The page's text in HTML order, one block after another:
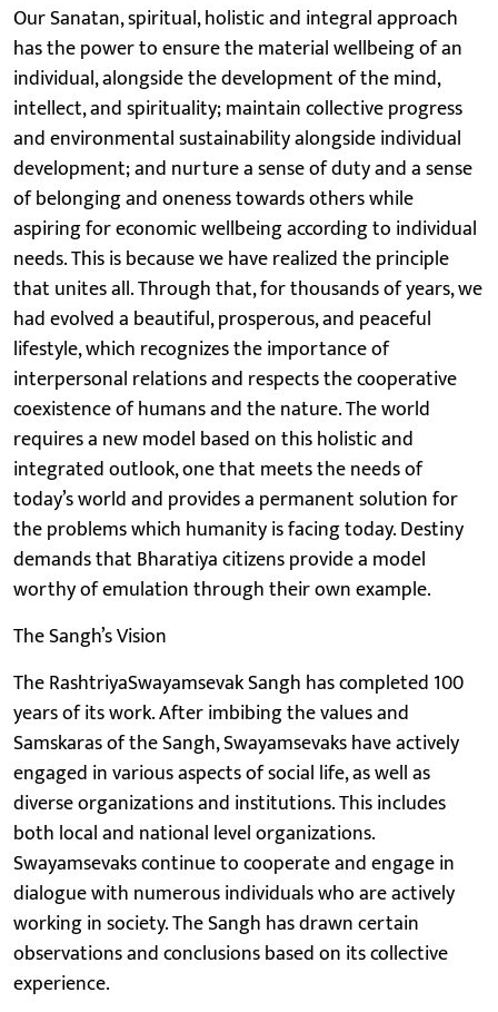
Our Sanatan, spiritual, holistic and integral approach
has the power to ensure the material wellbeing of an
individual, alongside the development of the mind,
intellect, and spirituality; maintain collective progress
and environmental sustainability alongside individual
development; and nurture a sense of duty and a sense
of belonging and oneness towards others while
aspiring for economic wellbeing according to individual
needs. This is because we have realized the principle
that unites all. Through that, for thousands of years, we
had evolved a beautiful, prosperous, and peaceful
lifestyle, which recognizes the importance of
interpersonal relations and respects the cooperative
coexistence of humans and the nature. The world
requires a new model based on this holistic and
integrated outlook, one that meets the needs of
today’s world and provides a permanent solution for
the problems which humanity is facing today. Destiny
demands that Bharatiya citizens provide a model
worthy of emulation through their own example.
The Sangh’s Vision
The RashtriyaSwayamsevak Sangh has completed 100
years of its work. After imbibing the values and
Samskaras of the Sangh, Swayamsevaks have actively
engaged in various aspects of social life, as well as
diverse organizations and institutions. This includes
both local and national level organizations.
Swayamsevaks continue to cooperate and engage in
dialogue with numerous individuals who are actively
working in society. The Sangh has drawn certain
observations and conclusions based on its collective
experience.